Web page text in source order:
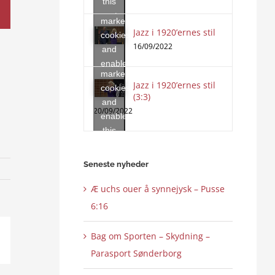
content
accept
marketing
cookies
and
enable
this
content
Jazz i 1920’ernes stil
16/09/2022
Click
to
accept
marketing
cookies
and
enable
this
Jazz i 1920’ernes stil
(3:3)
20/09/2022
Seneste nyheder
Æ uchs ouer å synnejysk – Pusse
6:16
Bag om Sporten – Skydning –
Parasport Sønderborg